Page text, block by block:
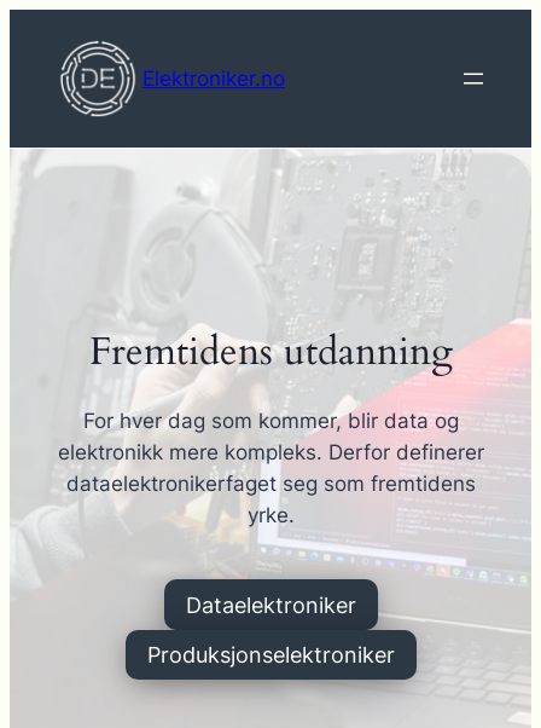
innhold
Elektroniker.no
Fremtidens utdanning
For hver dag som kommer, blir data og
elektronikk mere kompleks. Derfor definerer
dataelektronikerfaget seg som fremtidens
yrke.
Dataelektroniker
Produksjonselektroniker